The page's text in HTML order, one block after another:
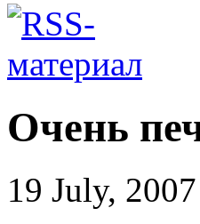
Очень
19 July, 2007